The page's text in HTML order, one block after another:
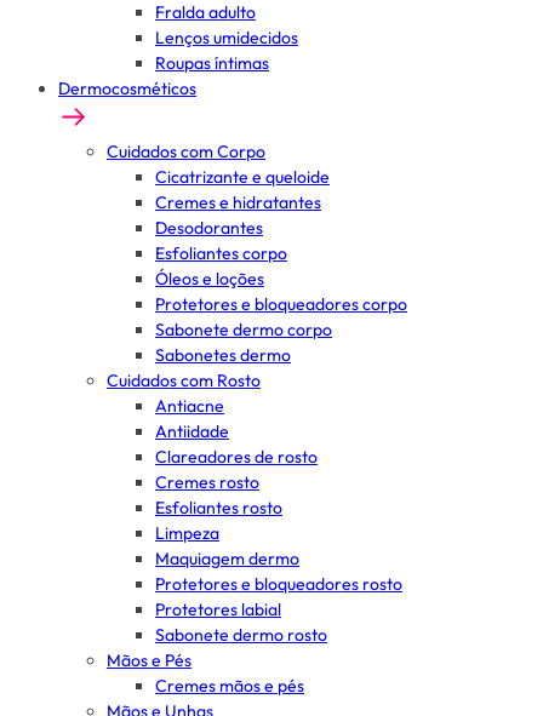
Fralda adulto
Lenços umidecidos
Roupas íntimas
Dermocosméticos
Cuidados com Corpo
Cicatrizante e queloide
Cremes e hidratantes
Desodorantes
Esfoliantes corpo
Óleos e loções
Protetores e bloqueadores corpo
Sabonete dermo corpo
Sabonetes dermo
Cuidados com Rosto
Antiacne
Antiidade
Clareadores de rosto
Cremes rosto
Esfoliantes rosto
Limpeza
Maquiagem dermo
Protetores e bloqueadores rosto
Protetores labial
Sabonete dermo rosto
Mãos e Pés
Cremes mãos e pés
Mãos e Unhas